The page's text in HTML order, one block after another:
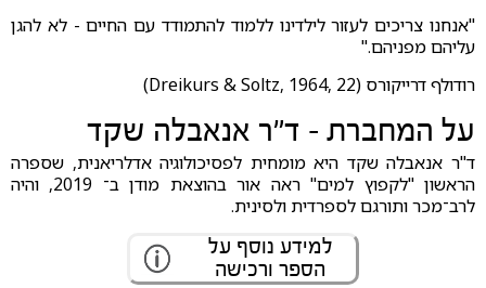
"אנחנו צריכים לעזור לילדינו ללמוד להתמודד עם החיים - לא להגן
עליהם מפניהם."
רודולף דרייקורס (Dreikurs & Soltz, 1964, 22)
על המחברת - ד"ר אנאבלה שקד
ד"ר אנאבלה שקד היא מומחית לפסיכולוגיה אדלריאנית, שספרה
הראשון "לקפוץ למים" ראה אור בהוצאת מודן ב־ 2019, והיה
לרב־מכר ותורגם לספרדית ולסינית.
למידע נוסף על
הספר ורכישה